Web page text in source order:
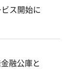
ス開始に
融公庫と